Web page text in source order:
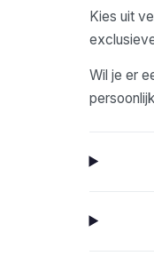
Kies uit
Wil je er